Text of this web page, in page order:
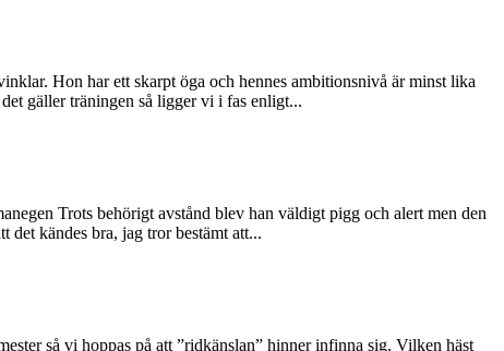
Hon har ett skarpt öga och hennes ambitionsnivå är minst lika
gäller träningen så ligger vi i fas enligt...
Trots behörigt avstånd blev han väldigt pigg och alert men den
kändes bra, jag tror bestämt att...
så vi hoppas på att ”ridkänslan” hinner infinna sig. Vilken häst